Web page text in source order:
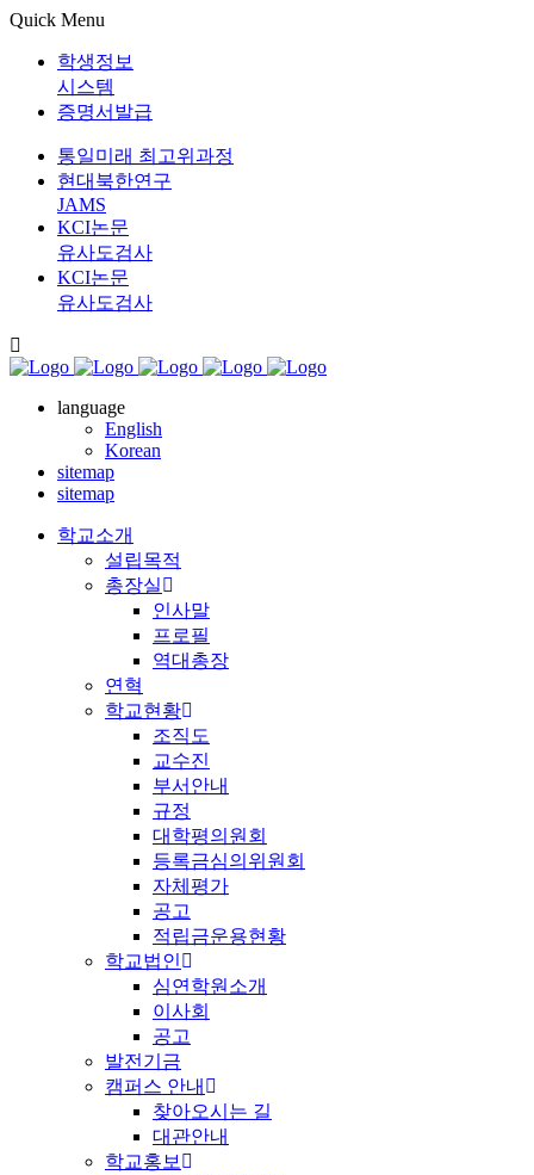
Quick Menu
학생정보
시스템
증명서발급
통일미래 최고위과정
현대북한연구
JAMS
KCI논문
유사도검사
KCI논문
유사도검사
language
English
Korean
sitemap
sitemap
학교소개
설립목적
총장실
인사말
프로필
역대총장
연혁
학교현황
조직도
교수진
부서안내
규정
대학평의원회
등록금심의위원회
자체평가
공고
적립금운용현황
학교법인
심연학원소개
이사회
공고
발전기금
캠퍼스 안내
찾아오시는 길
대관안내
학교홍보